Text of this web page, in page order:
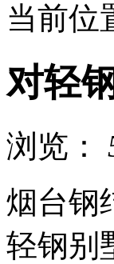
当前位
对轻
浏览：
烟台钢
轻钢别